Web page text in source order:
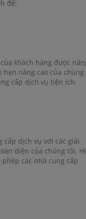
để:
khách hàng được
nâng cao của chúng
cấp dịch vụ tiện ích:
cấp dịch vụ với các giải
diện của chúng tôi.
các nhà cung cấp